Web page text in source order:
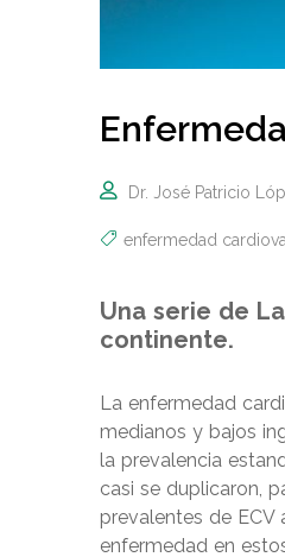
Dr. José Patricio
enfermedad
Una serie de
continente.
La enfermedad
medianos y bajos
la prevalencia
casi se duplicaron,
prevalentes de
enfermedad en